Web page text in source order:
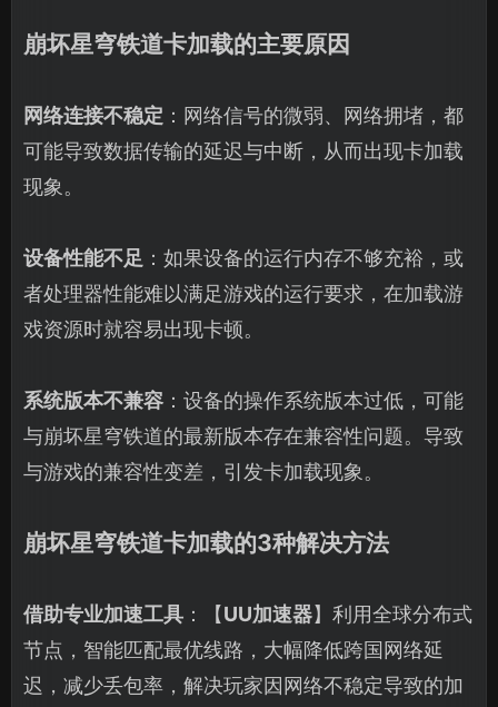
崩坏星穹铁道卡加载的主要原因
网络连接不稳定 ：网络信号的微弱、网络拥堵，都
可能导致数据传输的延迟与中断，从而出现卡加载
现象。
设备性能不足 ：如果设备的运行内存不够充裕，或
者处理器性能难以满足游戏的运行要求，在加载游
戏资源时就容易出现卡顿。
系统版本不兼容 ：设备的操作系统版本过低，可能
与崩坏星穹铁道的最新版本存在兼容性问题。导致
与游戏的兼容性变差，引发卡加载现象。
崩坏星穹铁道卡加载的3种解决方法
借助专业加速工具 ：【UU加速器】利用全球分布式
节点，智能匹配最优线路，大幅降低跨国网络延
迟，减少丢包率，解决玩家因网络不稳定导致的加